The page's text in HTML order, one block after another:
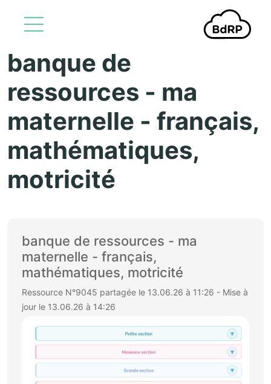
banque de
ressources - ma
maternelle - français,
mathématiques,
motricité
banque de ressources - ma
maternelle - français,
mathématiques, motricité
Ressource N°9045 partagée le 13.06.26 à 11:26 - Mise à
jour le 13.06.26 à 14:26